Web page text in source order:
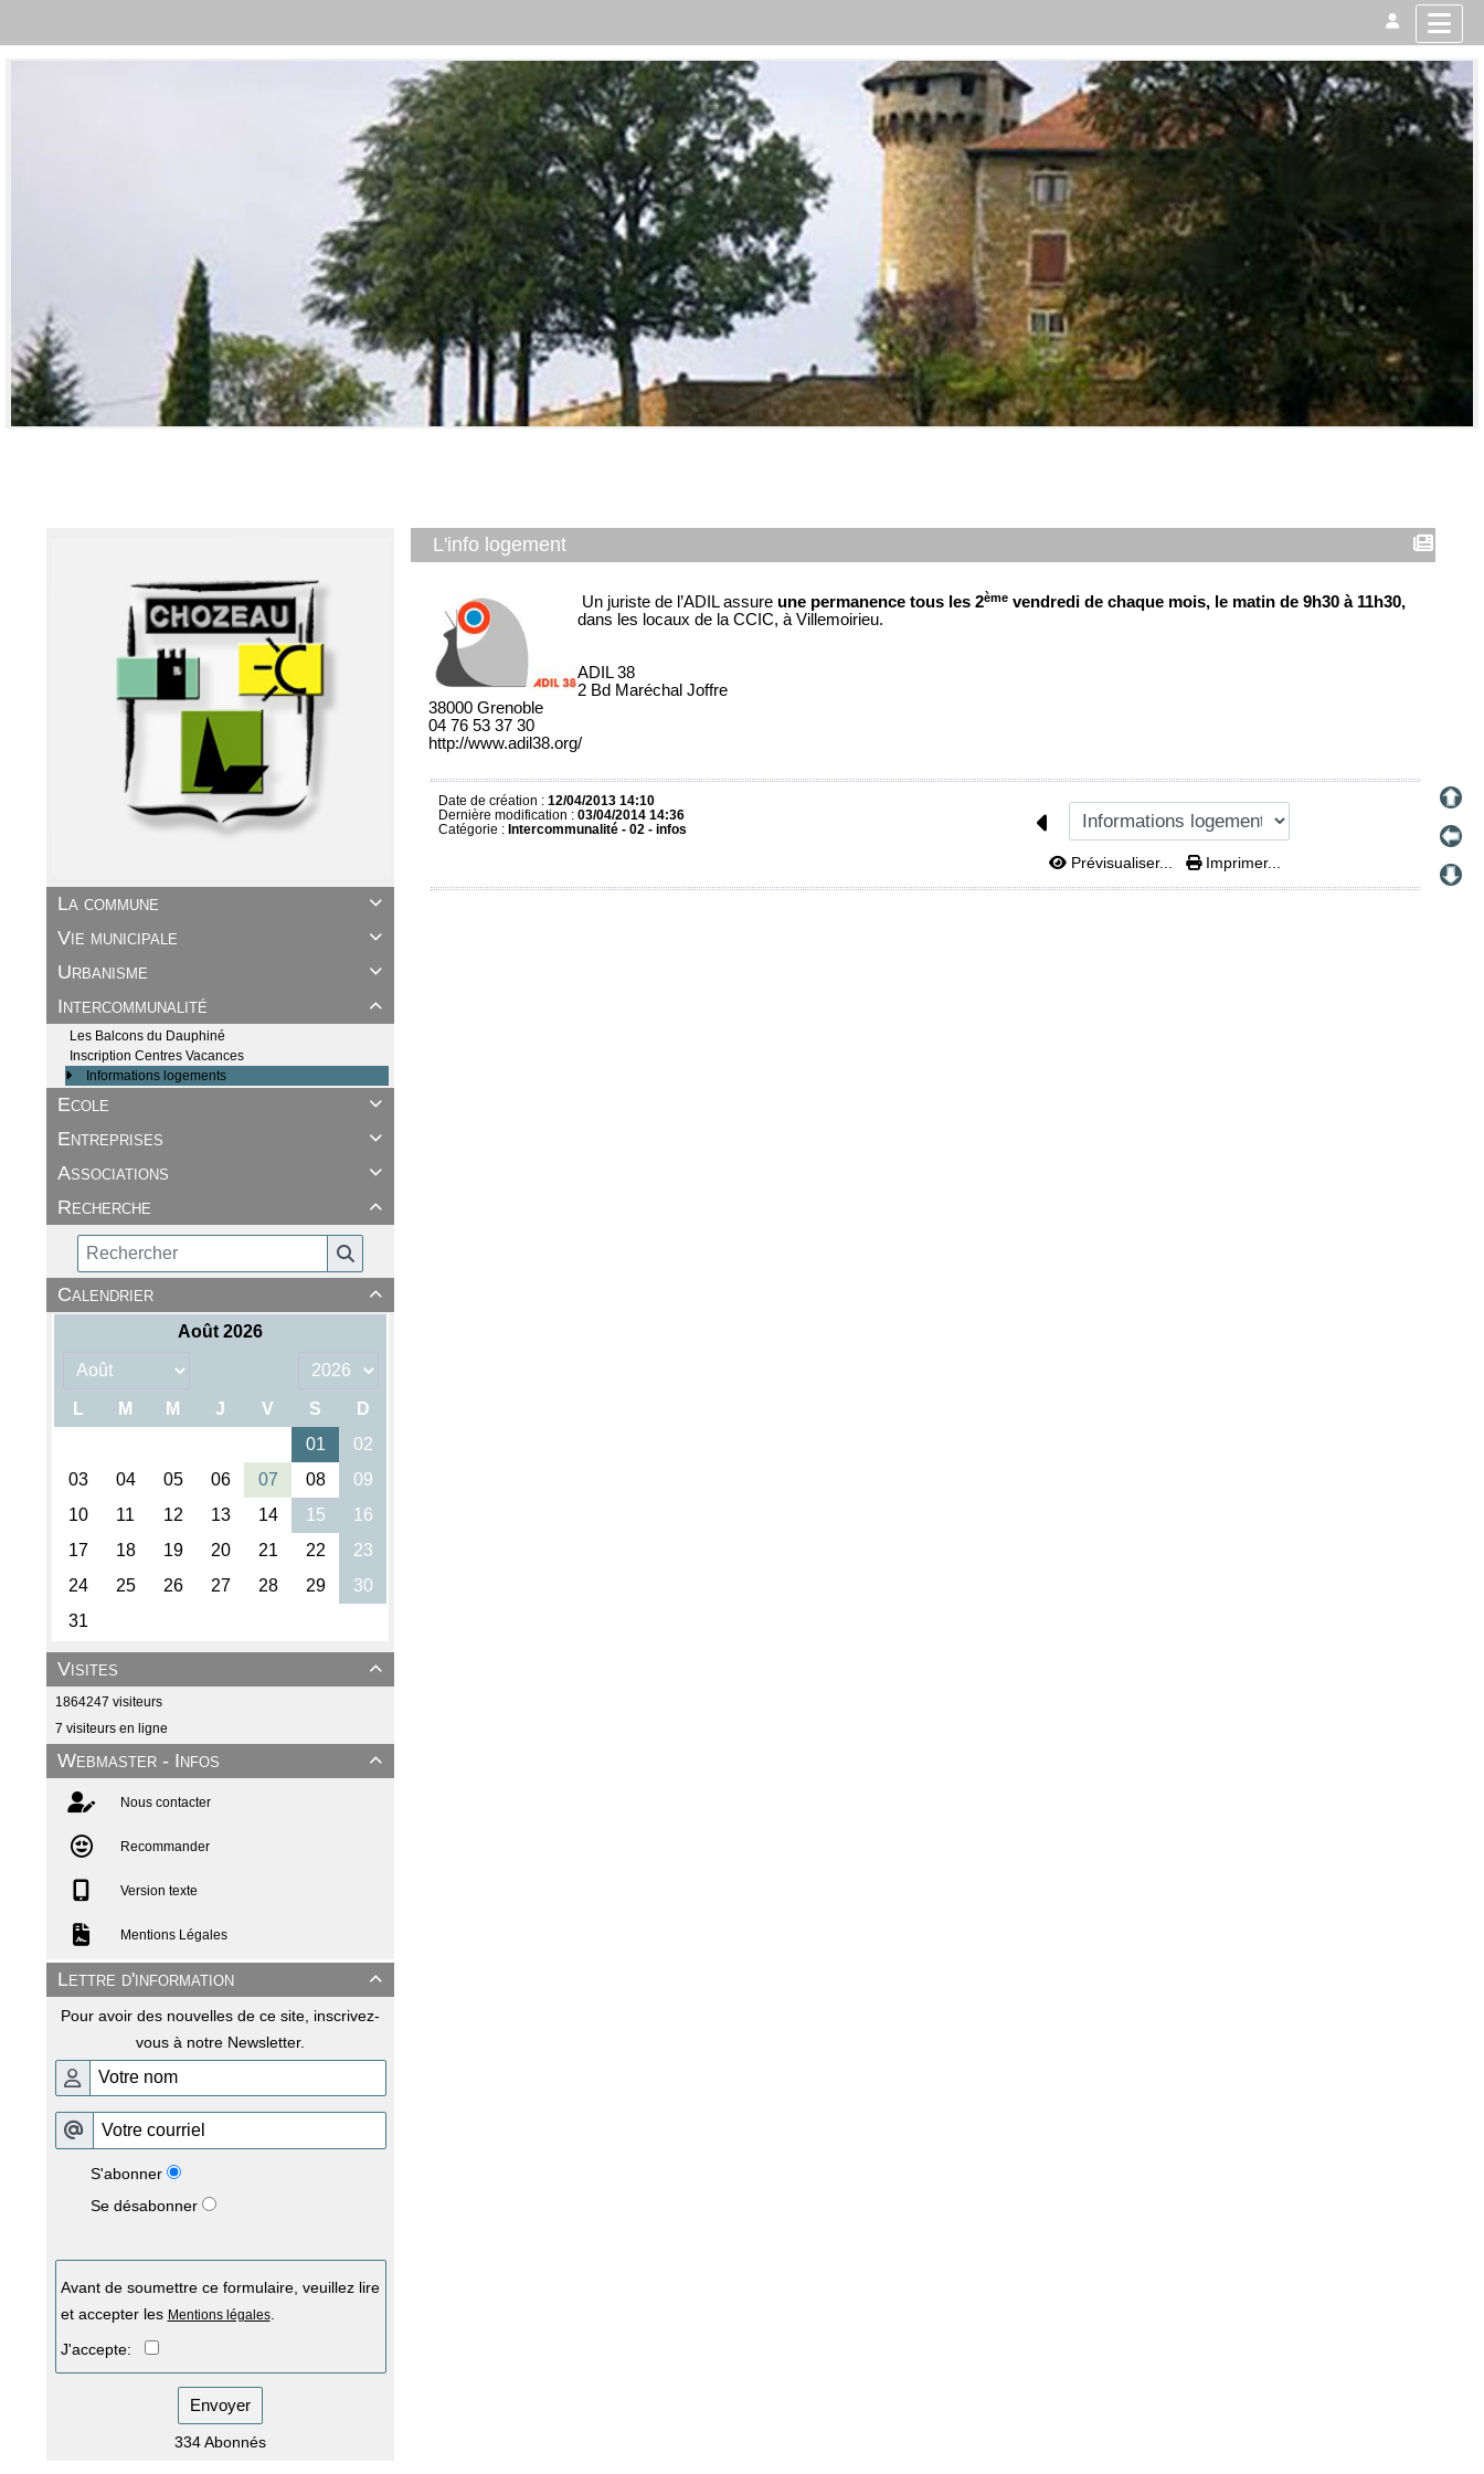

La commune

Vie municipale

Urbanisme

Intercommunalité
Les Balcons du Dauphiné
Inscription Centres Vacances
Informations logements

Ecole

Entreprises

Associations

Recherche

Calendrier

Visites
1864247 visiteurs
7 visiteurs en ligne

Webmaster - Infos
Nous contacter
Recommander
Version texte
Mentions Légales

Lettre d'information
Pour avoir des nouvelles de ce site, inscrivez-
vous à notre Newsletter.
S'abonner
Se désabonner
Avant de soumettre ce formulaire, veuillez lire
et accepter les Mentions légales.
J'accepte:
Envoyer
334 Abonnés
L'info logement
Un juriste de l’ADIL assure une permanence tous les 2ème vendredi de chaque mois, le matin de 9h30 à 11h30,
dans les locaux de la CCIC, à Villemoirieu.
ADIL 38
2 Bd Maréchal Joffre
38000 Grenoble
04 76 53 37 30
http://www.adil38.org/
Date de création : 12/04/2013 14:10
Dernière modification : 03/04/2014 14:36
Catégorie : Intercommunalité - 02 - infos
Prévisualiser... Imprimer...